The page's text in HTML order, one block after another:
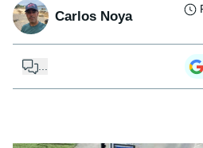
Carlos Noya